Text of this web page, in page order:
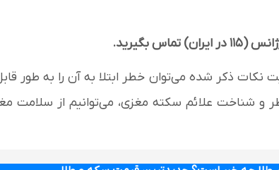
بگیرید.
ذکر شده می‌توان خطر ابتلا به آن را به طور
و شناخت علائم سکته مغزی، می‌توانیم از سلامت